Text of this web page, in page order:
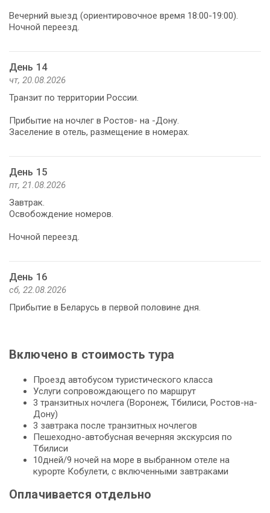
Вечерний выезд (ориентировочное время 18:00-19:00).
Ночной переезд.
День 14
чт, 20.08.2026
Транзит по территории России.
Прибытие на ночлег в Ростов- на -Дону.
Заселение в отель, размещение в номерах.
День 15
пт, 21.08.2026
Завтрак.
Освобождение номеров.
Ночной переезд.
День 16
сб, 22.08.2026
Прибытие в Беларусь в первой половине дня.
Включено в стоимость тура
Проезд автобусом туристического класса
Услуги сопровождающего по маршрут
3 транзитных ночлега (Воронеж, Тбилиси, Ростов-на-
Дону)
3 завтрака после транзитных ночлегов
Пешеходно-автобусная вечерняя экскурсия по
Тбилиси
10дней/9 ночей на море в выбранном отеле на
курорте Кобулети, с включенными завтраками
Оплачивается отдельно